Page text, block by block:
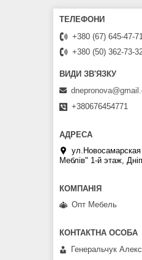
+380 (67) 645-47-
+380 (50) 362-73-
+380676454771
Меблiв" 1-й этаж,
Опт Мебель
Генеральчук